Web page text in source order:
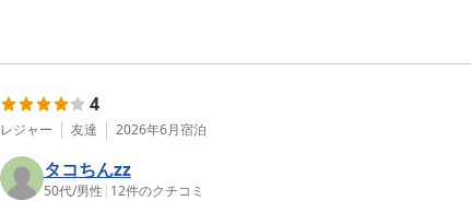
4
レジャー 友達 2026年6月宿泊
タコちんzz
50代/男性 | 12件のクチコミ